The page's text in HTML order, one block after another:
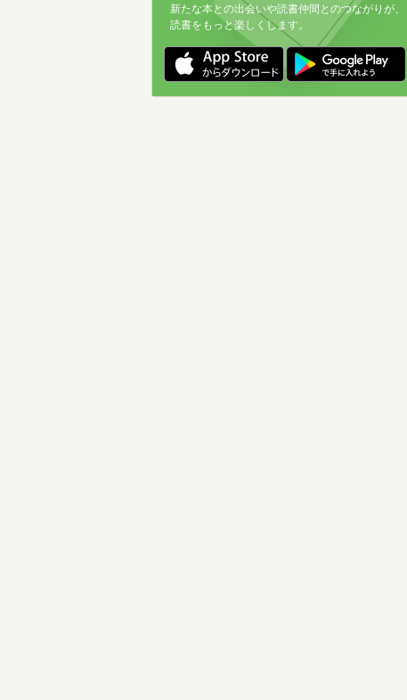
新たな本との出会いや読書仲間とのつながりが、
読書をもっと楽しくします。